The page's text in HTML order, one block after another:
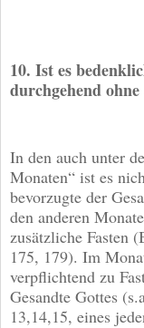
10. Ist es
durchgehend
In den auch unter
Monaten“ ist es
bevorzugte der
den anderen
zusätzliche Fasten
175, 179). Im
verpflichtend zu
Gesandte Gottes
13,14,15, eines